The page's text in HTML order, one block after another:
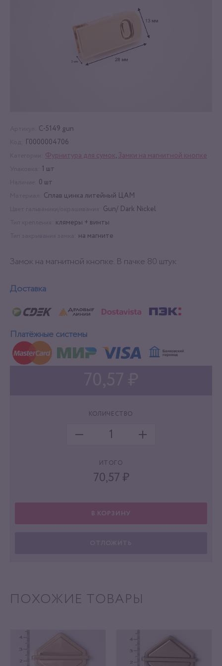
С-5149 gun
Г0000004706
Фурнитура для сумок, Замки на магнитной кнопке
1 шт
0 шт
Сплав цинка литейный ЦАМ
Gun/ Dark Nickel
клямеры + винты
на магните
Замок на магнитной кнопке. В пачке 80 штук
Доставка
Платёжные системы
КОЛИЧЕСТВО
ИТОГО
70,57 ₽
В КОРЗИНУ
ПОХОЖИЕ ТОВАРЫ